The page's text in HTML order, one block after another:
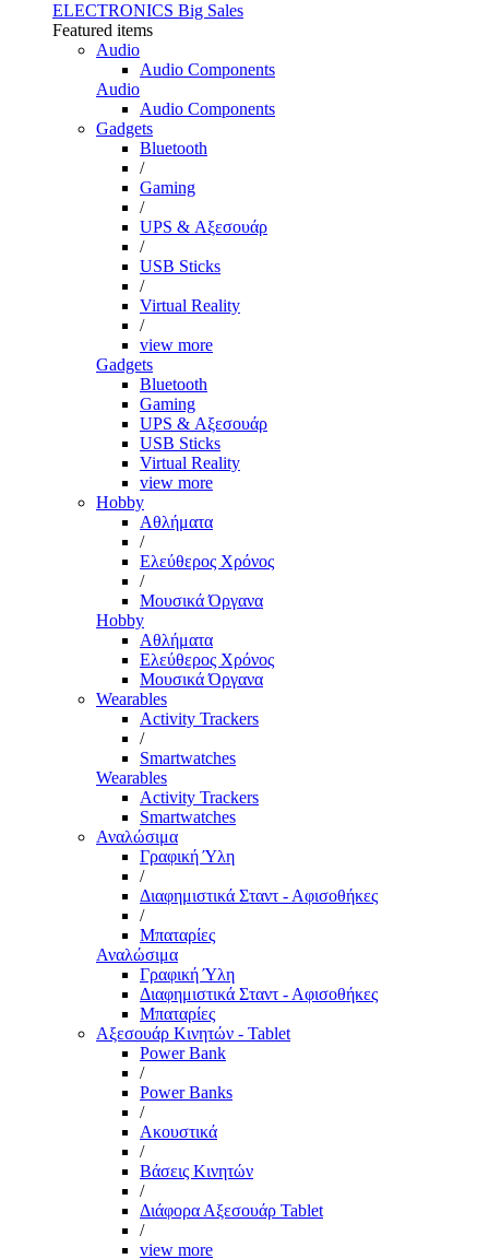
ELECTRONICS Big Sales
Featured items
Audio
Audio Components
Audio
Audio Components
Gadgets
Bluetooth
/
Gaming
/
UPS & Αξεσουάρ
/
USB Sticks
/
Virtual Reality
/
view more
Gadgets
Bluetooth
Gaming
UPS & Αξεσουάρ
USB Sticks
Virtual Reality
view more
Hobby
Αθλήματα
/
Ελεύθερος Χρόνος
/
Μουσικά Όργανα
Hobby
Αθλήματα
Ελεύθερος Χρόνος
Μουσικά Όργανα
Wearables
Activity Trackers
/
Smartwatches
Wearables
Activity Trackers
Smartwatches
Αναλώσιμα
Γραφική Ύλη
/
Διαφημιστικά Σταντ - Αφισοθήκες
/
Μπαταρίες
Αναλώσιμα
Γραφική Ύλη
Διαφημιστικά Σταντ - Αφισοθήκες
Μπαταρίες
Αξεσουάρ Κινητών - Tablet
Power Bank
/
Power Banks
/
Ακουστικά
/
Βάσεις Κινητών
/
Διάφορα Αξεσουάρ Tablet
/
view more